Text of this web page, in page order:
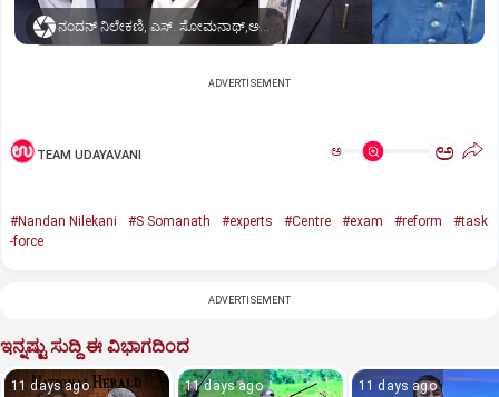
ನಂದನ್ ನಿಲೇಕಣಿ, ಎಸ್. ಸೋಮನಾಥ್,ಅಮೃತ್ ಲಾಲ್ ಮೀನಾ,ಅನಿತಾ ಕರ್ವಾಲ್
ADVERTISEMENT
TEAM UDAYAVANI ಅ ಅ
#Nandan Nilekani #S Somanath #experts #Centre #exam #reform
#task
-force
ADVERTISEMENT
ಇನ್ನಷ್ಟು ಸುದ್ದಿ ಈ ವಿಭಾಗದಿಂದ
11 days ago 11 days ago 11 days ago